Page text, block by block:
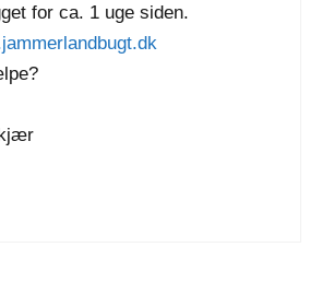
for ca. 1 uge siden.